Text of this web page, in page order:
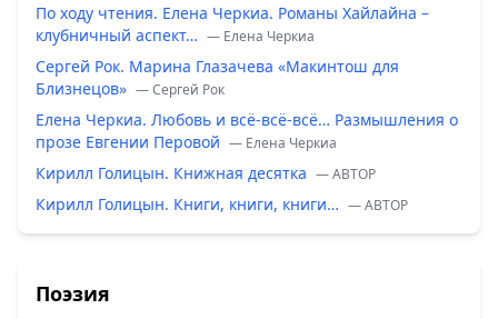
По ходу чтения. Елена Черкиа. Романы Хайлайна –
клубничный аспект… — Елена Черкиа
Сергей Рок. Марина Глазачева «Макинтош для
Близнецов» — Сергей Рок
Елена Черкиа. Любовь и всё-всё-всё… Размышления о
прозе Евгении Перовой — Елена Черкиа
Кирилл Голицын. Книжная десятка — ABTOP
Кирилл Голицын. Книги, книги, книги… — ABTOP
Поэзия